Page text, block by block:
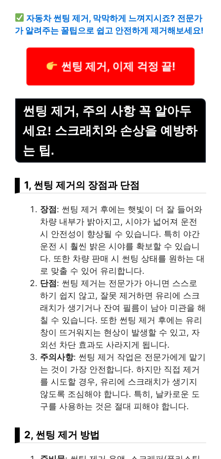
자동차 썬팅 제거, 막막하게 느껴지시죠? 전문가
가 알려주는 꿀팁으로 쉽고 안전하게 제거해보세요!
썬팅 제거, 이제 걱정 끝!
썬팅 제거, 주의 사항 꼭 알아두
세요! 스크래치와 손상을 예방하
는 팁.
1, 썬팅 제거의 장점과 단점
장점: 썬팅 제거 후에는 햇빛이 더 잘 들어와
차량 내부가 밝아지고, 시야가 넓어져 운전
시 안전성이 향상될 수 있습니다. 특히 야간
운전 시 훨씬 밝은 시야를 확보할 수 있습니
다. 또한 차량 판매 시 썬팅 상태를 원하는 대
로 맞출 수 있어 유리합니다.
단점: 썬팅 제거는 전문가가 아니면 스스로
하기 쉽지 않고, 잘못 제거하면 유리에 스크
래치가 생기거나 잔여 필름이 남아 미관을 해
칠 수 있습니다. 또한 썬팅 제거 후에는 유리
창이 뜨거워지는 현상이 발생할 수 있고, 자
외선 차단 효과도 사라지게 됩니다.
주의사항: 썬팅 제거 작업은 전문가에게 맡기
는 것이 가장 안전합니다. 하지만 직접 제거
를 시도할 경우, 유리에 스크래치가 생기지
않도록 조심해야 합니다. 특히, 날카로운 도
구를 사용하는 것은 절대 피해야 합니다.
2, 썬팅 제거 방법